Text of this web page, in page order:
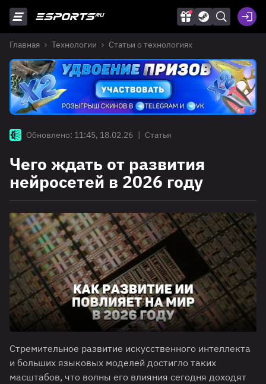
Главная Технологии Статьи о технологиях
Обновлено: 11:45, 18.02.26 | Статья
Чего ждать от развития
нейросетей в 2026 году
Стремительное развитие искусственного интеллекта
и больших языковых моделей достигло таких
масштабов, что волны его влияния сегодня доходят